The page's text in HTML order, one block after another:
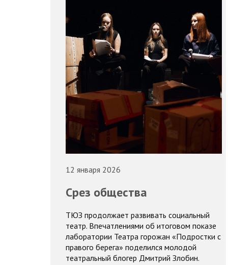
12 января 2026
Срез общества
ТЮЗ продолжает развивать социальный
театр. Впечатлениями об итоговом показе
лаборатории Театра горожан «Подростки с
правого берега» поделился молодой
театральный блогер Дмитрий Злобин.